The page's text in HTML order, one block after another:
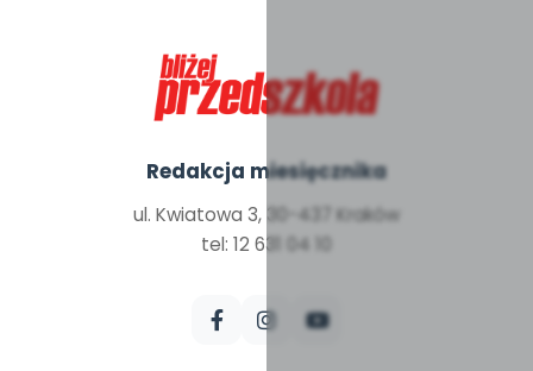
Redakcja miesięcznika
ul. Kwiatowa 3, 30-437 Kraków
tel: 12 631 04 10